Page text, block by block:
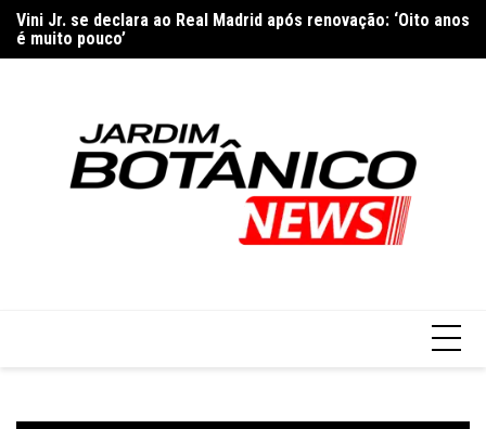
para
o
Vini Jr. se declara ao Real Madrid após renovação: ‘Oito anos
é muito pouco’